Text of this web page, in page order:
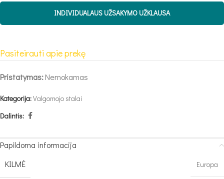
INDIVIDUALAUS UŽSAKYMO UŽKLAUSA
Pasiteirauti apie prekę
Pristatymas:Nemokamas
Kategorija:Valgomojo stalai
Dalintis:
Papildoma informacija
KILMĖ
Europa